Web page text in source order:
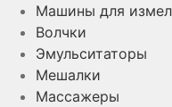
Машины для
Волчки
Эмульситаторы
Мешалки
Массажеры